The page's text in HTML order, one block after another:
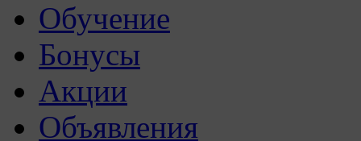
Обучение
Бонусы
Акции
Объявления